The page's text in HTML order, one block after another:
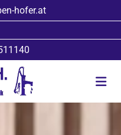
hofer.at